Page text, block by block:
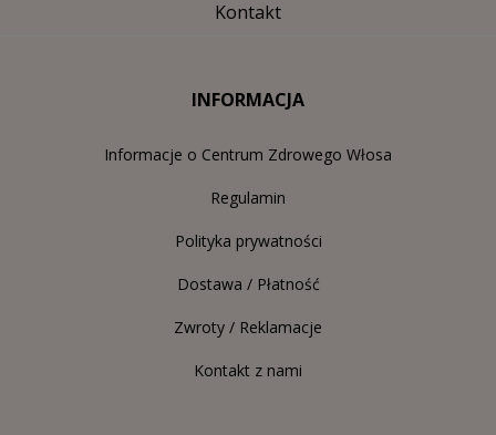
Kontakt
INFORMACJA
Informacje o Centrum Zdrowego Włosa
Regulamin
Polityka prywatności
Dostawa / Płatność
Zwroty / Reklamacje
Kontakt z nami